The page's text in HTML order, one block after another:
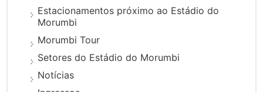
Estacionamentos próximo ao Estádio do
Morumbi
Morumbi Tour
Setores do Estádio do Morumbi
Notícias